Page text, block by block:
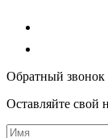
Обратный звонок
Оставляйте свой